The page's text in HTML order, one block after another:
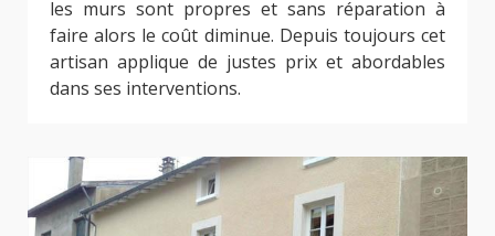
les murs sont propres et sans réparation à
faire alors le coût diminue. Depuis toujours cet
artisan applique de justes prix et abordables
dans ses interventions.